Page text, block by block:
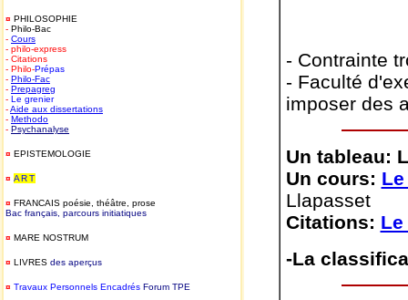
¤ PHILOSOPHIE
- Philo-Bac
- Cours
- philo-express
- Citations
- Philo-Prépas
- Philo-Fac
- Prepagreg
- Le grenier
-Aide aux dissertations
- Methodo
- Psychanalyse
¤ EPISTEMOLOGIE
¤ ART
¤ FRANCAIS poésie, théâtre, prose
Bac français, parcours initiatiques
¤ MARE NOSTRUM
¤ LIVRES des aperçus
¤ Travaux Personnels Encadrés Forum TPE
- Contrainte
- Faculté
imposer des
Un tableau:
Un cours:
Llapasset
Citations:
-La